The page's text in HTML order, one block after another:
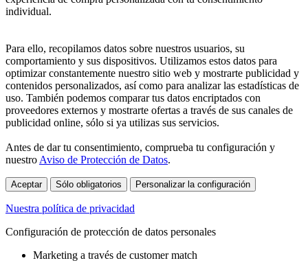
individual.
Para ello, recopilamos datos sobre nuestros usuarios, su
comportamiento y sus dispositivos. Utilizamos estos datos para
optimizar constantemente nuestro sitio web y mostrarte publicidad y
contenidos personalizados, así como para analizar las estadísticas de
uso. También podemos comparar tus datos encriptados con
proveedores externos y mostrarte ofertas a través de sus canales de
publicidad online, sólo si ya utilizas sus servicios.
Antes de dar tu consentimiento, comprueba tu configuración y
nuestroAviso de Protección de Datos.
Aceptar Sólo obligatorios Personalizar la configuración
Nuestra política de privacidad
Configuración de protección de datos personales
Marketing a través de customer match